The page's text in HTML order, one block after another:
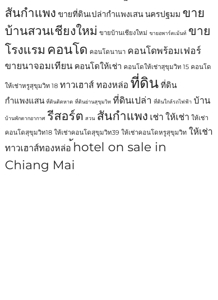
สันกำแพง ขายที่ดินเปล่ากำแพงเสน นครปฐมม ขาย
บ้านสวนเชียงใหม่ ขายบ้านเชียงใหม่ ขายอพาร์ตเม้นท์ ขาย
โรงแรม คอนโด คอนโดนานา คอนโดพร้อมเฟอร์
ขายนาจอมเทียน คอนโดให้เช่า คอนโดให้เช่าสุขุมวิท 15 คอนโด
ให้เช่าหรูสุขุมวิท 18 ทาวเฮาส์ ทองหล่อ ที่ดิน ที่ดิน
กำแพงแสน ที่ดินติดหาด ที่ดินย่านสุขุมวิท ที่ดินเปล่า ที่ดินใกล้รถไฟฟ้า บ้าน
บ้านพักตากอากาศ รีสอร์ต สวน สันกำแพง เช่า ให้เช่า ให้เช่า
คอนโดสุขุมวิท18 ให้เช่าคอนโดสุขุมวิท39 ให้เช่าคอนโดหรูสุขุมวิท ให้เช่า
ทาวเฮาส์ทองหล่อ ้hotel on sale in
Chiang Mai